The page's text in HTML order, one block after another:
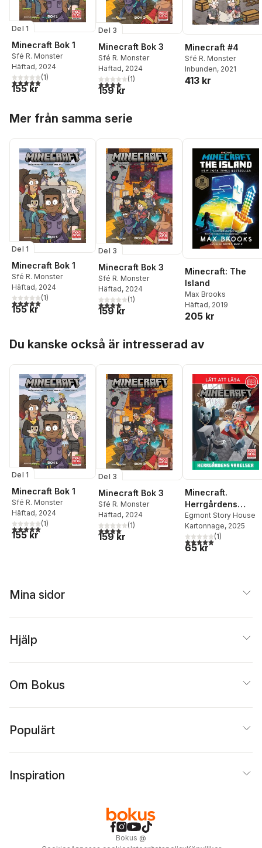
Del 1
Minecraft Bok 1
Sfé R. Monster
Häftad, 2024
5,0utav 5 stjärnor. Totalt antal röster:
(1)
155 kr
Del 3
Minecraft Bok 3
Sfé R. Monster
Häftad, 2024
4,0utav 5 stjärnor. Totalt antal röster:
(1)
159 kr
Minecraft #4
Sfé R. Monster
Inbunden, 2021
413 kr
Mer från samma serie
Del 1
Minecraft Bok 1
Sfé R. Monster
Häftad, 2024
5,0utav 5 stjärnor. Totalt antal röster:
(1)
155 kr
Del 3
Minecraft Bok 3
Sfé R. Monster
Häftad, 2024
4,0utav 5 stjärnor. Totalt antal röster:
(1)
159 kr
Minecraft: The
Island
Max Brooks
Häftad, 2019
205 kr
Du kanske också är intresserad av
Del 1
Minecraft Bok 1
Sfé R. Monster
Häftad, 2024
5,0utav 5 stjärnor. Totalt antal röster:
(1)
155 kr
Del 3
Minecraft Bok 3
Sfé R. Monster
Häftad, 2024
4,0utav 5 stjärnor. Totalt antal röster:
(1)
159 kr
Minecraft.
Herrgårdens
varelser
Egmont Story House
Kartonnage, 2025
5,0utav 5 stjärnor.
(1)
65 kr
Mina sidor
Hjälp
Om Bokus
Populärt
Inspiration
Bokus @